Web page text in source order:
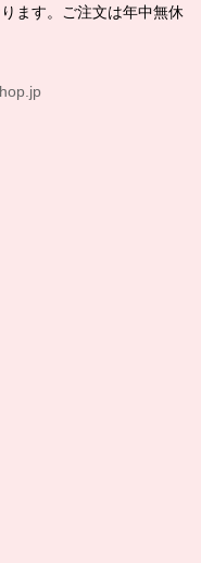
ます。ご注文は年中無休